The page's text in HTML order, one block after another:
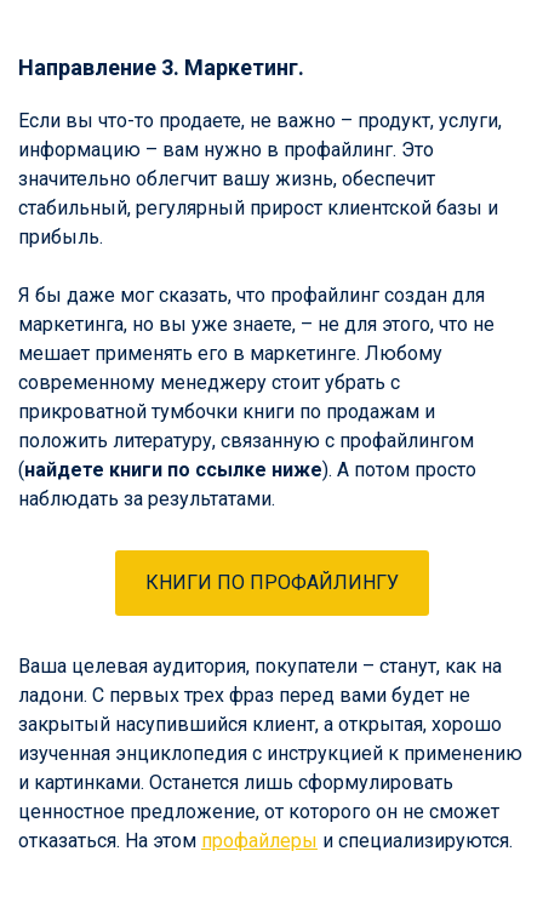
Направление 3. Маркетинг.
Если вы что-то продаете, не важно – продукт, услуги,
информацию – вам нужно в профайлинг. Это
значительно облегчит вашу жизнь, обеспечит
стабильный, регулярный прирост клиентской базы и
прибыль.
Я бы даже мог сказать, что профайлинг создан для
маркетинга, но вы уже знаете, – не для этого, что не
мешает применять его в маркетинге. Любому
современному менеджеру стоит убрать с
прикроватной тумбочки книги по продажам и
положить литературу, связанную с профайлингом
(найдете книги по ссылке ниже). А потом просто
наблюдать за результатами.
КНИГИ ПО ПРОФАЙЛИНГУ
Ваша целевая аудитория, покупатели – станут, как на
ладони. С первых трех фраз перед вами будет не
закрытый насупившийся клиент, а открытая, хорошо
изученная энциклопедия с инструкцией к применению
и картинками. Останется лишь сформулировать
ценностное предложение, от которого он не сможет
отказаться. На этом профайлеры и специализируются.